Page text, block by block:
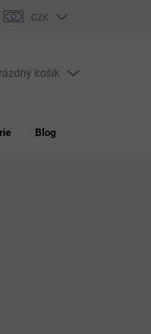
osobních údajů
CZK
Nákupní
košík
Blog